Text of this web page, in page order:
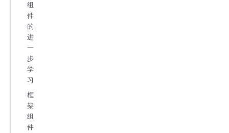
组
件
的
进
一
步
学
习
框
架
组
件